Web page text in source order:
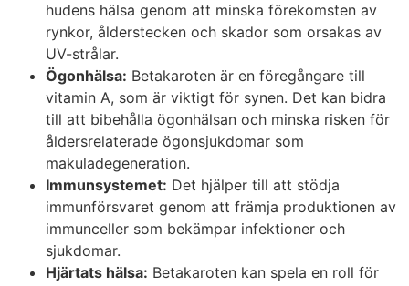
hudens hälsa genom att minska förekomsten av
rynkor, ålderstecken och skador som orsakas av
UV-strålar.
Ögonhälsa: Betakaroten är en föregångare till
vitamin A, som är viktigt för synen. Det kan bidra
till att bibehålla ögonhälsan och minska risken för
åldersrelaterade ögonsjukdomar som
makuladegeneration.
Immunsystemet: Det hjälper till att stödja
immunförsvaret genom att främja produktionen av
immunceller som bekämpar infektioner och
sjukdomar.
Hjärtats hälsa: Betakaroten kan spela en roll för